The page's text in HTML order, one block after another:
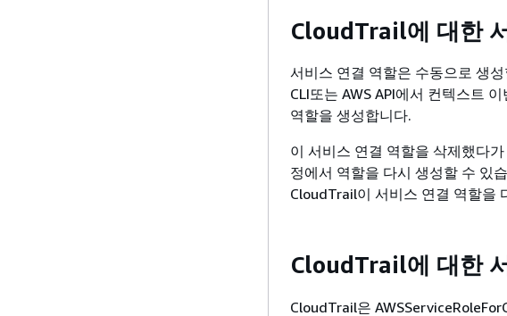
CloudTrail에 대한
서비스 연결 역할은 수동으로 생
CLI또는 AWS API에서 컨텍스트
역할을 생성합니다.
이 서비스 연결 역할을 삭제했다
정에서 역할을 다시 생성할 수 있
CloudTrail이 서비스 연결 역할을
CloudTrail에 대한
CloudTrail은